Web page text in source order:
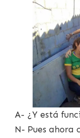
A- ¿Y está
N- Pues ahora